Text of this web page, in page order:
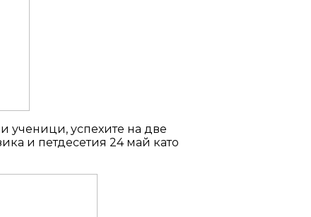
ученици, успехите на две
и петдесетия 24 май като